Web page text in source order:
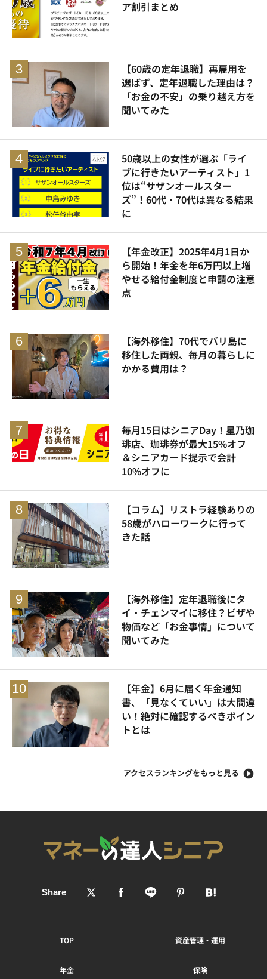
ア割引まとめ
【60歳の定年退職】再雇用を
選ばず、定年退職した理由は？
「お金の不安」の乗り越え方を
聞いてみた
50歳以上の女性が選ぶ「ライ
ブに行きたいアーティスト」1
位は“サザンオールスター
ズ”！60代・70代は異なる結果
に
【年金改正】2025年4月1日か
ら開始！年金を年6万円以上増
やせる給付金制度と申請の注意
点
【海外移住】70代でバリ島に
移住した両親、毎月の暮らしに
かかる費用は？
毎月15日はシニアDay！星乃珈
琲店、珈琲券が最大15%オフ
＆シニアカード提示で会計
10%オフに
【コラム】リストラ経験ありの
58歳がハローワークに行って
きた話
【海外移住】定年退職後にタ
イ・チェンマイに移住？ビザや
物価など「お金事情」について
聞いてみた
【年金】6月に届く年金通知
書、「見なくていい」は大間違
い！絶対に確認するべきポイン
トとは
アクセスランキングをもっと見る
TOP 資産管理・運用
年金 保険